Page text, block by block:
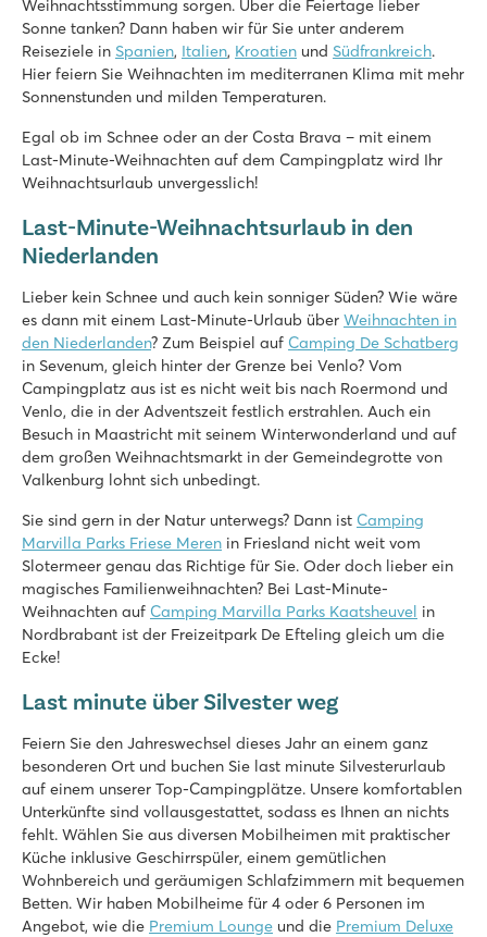
Vakantiepark Ackersate
Holland - - Gelderland - Voorthuizen
★ ★ ★ ★
Hallen- und Freibad und neuer Wasserspielplatz im Jahr 2026
Vielfältiges Animationsprogramm für Jung & Alt
Großartiger Sternecamping auf der Veluwe
Mayotte Vacances
Frankreich - Südfrankreich - Les Landes - Biscarrosse
★ ★ ★ ★
Fantastischer Wasserpark mit Rutschen
Zahlreiche Sportaktivitäten für die ganze Familie
Direkt am See Étang de Cazaux et de Sanguinet
Saint Avit Loisirs
Saint Avit Loisirs
Frankreich - Mittelfrankreich - Dordogne - Le Bugue
★ ★ ★ ★
Schnelle Rutschen im Wasserpark!
Unsere Mobilheime stehen auf schönen Stellplätzen mit
Besuchen Sie die Höhlen von Lascaux
La Pinède
Frankreich - Mittelfrankreich - Charente Maritime - Les Mathes
★ ★
★
Riesenrutschen und tolle Wasserattraktionen
Viel Animation und Vergnügungspark Lunapark direkt
Besuchen Sie die Hafenstadt La Rochelle
Le Domaine de Beaulieu
Le Domaine de Beaulieu
Frankreich - Mittelfrankreich - Vendée - Saint Gilles Croix de Vie
Weihnachtsstimmung sorgen. Über die Feiertage lieber
Sonne tanken? Dann haben wir für Sie unter anderem
Reiseziele in Spanien, Italien, Kroatien und Südfrankreich.
Hier feiern Sie Weihnachten im mediterranen Klima mit mehr
Sonnenstunden und milden Temperaturen.
Egal ob im Schnee oder an der Costa Brava – mit einem
Last-Minute-Weihnachten auf dem Campingplatz wird Ihr
Weihnachtsurlaub unvergesslich!
Last-Minute-Weihnachtsurlaub in den
Niederlanden
Lieber kein Schnee und auch kein sonniger Süden? Wie wäre
es dann mit einem Last-Minute-Urlaub über Weihnachten in
den Niederlanden? Zum Beispiel auf Camping De Schatberg
in Sevenum, gleich hinter der Grenze bei Venlo? Vom
Campingplatz aus ist es nicht weit bis nach Roermond und
Venlo, die in der Adventszeit festlich erstrahlen. Auch ein
Besuch in Maastricht mit seinem Winterwonderland und auf
dem großen Weihnachtsmarkt in der Gemeindegrotte von
Valkenburg lohnt sich unbedingt.
Sie sind gern in der Natur unterwegs? Dann ist Camping
Marvilla Parks Friese Meren in Friesland nicht weit vom
Slotermeer genau das Richtige für Sie. Oder doch lieber ein
magisches Familienweihnachten? Bei Last-Minute-
Weihnachten auf Camping Marvilla Parks Kaatsheuvel in
Nordbrabant ist der Freizeitpark De Efteling gleich um die
Ecke!
Last minute über Silvester weg
Feiern Sie den Jahreswechsel dieses Jahr an einem ganz
besonderen Ort und buchen Sie last minute Silvesterurlaub
auf einem unserer Top-Campingplätze. Unsere komfortablen
Unterkünfte sind vollausgestattet, sodass es Ihnen an nichts
fehlt. Wählen Sie aus diversen Mobilheimen mit praktischer
Küche inklusive Geschirrspüler, einem gemütlichen
Wohnbereich und geräumigen Schlafzimmern mit bequemen
Betten. Wir haben Mobilheime für 4 oder 6 Personen im
Angebot, wie die Premium Lounge und die Premium Deluxe